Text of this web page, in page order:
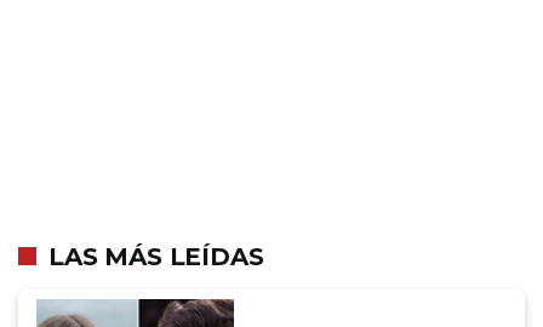
LAS MÁS LEÍDAS